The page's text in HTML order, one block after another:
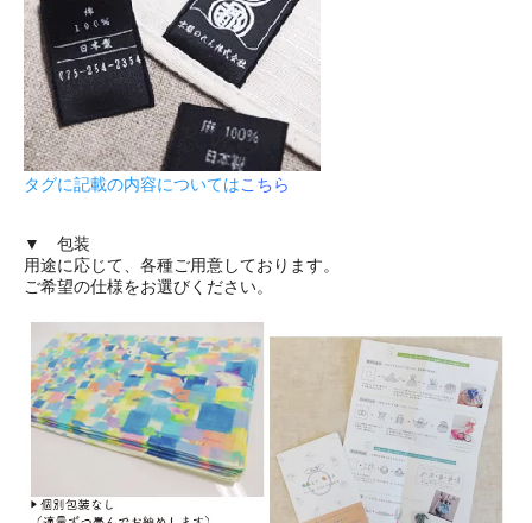
タグに記載の内容についてはこちら
▼ 包装
用途に応じて、各種ご用意しております。
ご希望の仕様をお選びください。